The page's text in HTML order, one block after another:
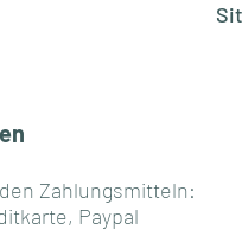
Zahlungsmitteln:
Paypal